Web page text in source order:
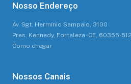
Nosso Endereço
Av. Sgt. Hermínio Sampaio, 3100
Pres. Kennedy, Fortaleza - CE, 60355-512
Como chegar
Nossos Canais